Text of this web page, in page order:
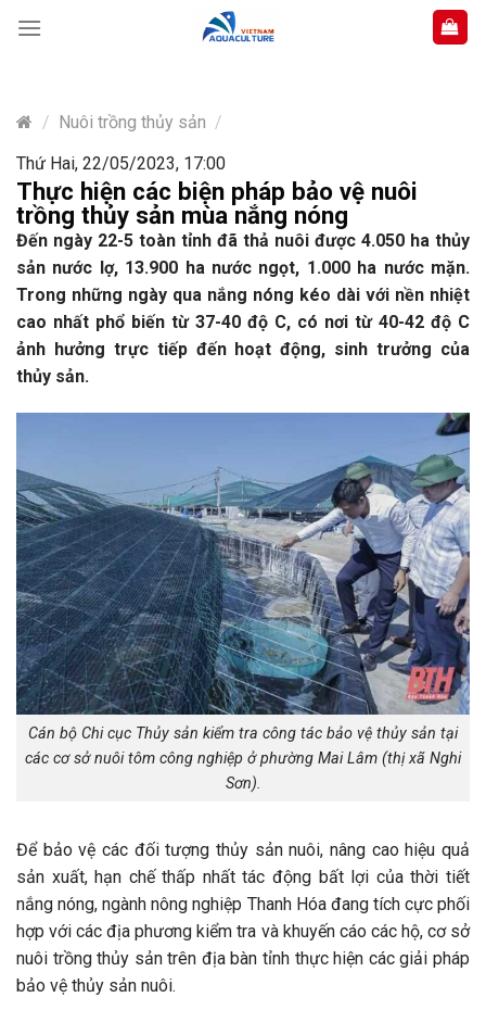
content
/ Nuôi trồng thủy sản /
Thứ Hai, 22/05/2023, 17:00
Thực hiện các biện pháp bảo vệ nuôi
trồng thủy sản mùa nắng nóng
Đến ngày 22-5 toàn tỉnh đã thả nuôi được 4.050 ha thủy
sản nước lợ, 13.900 ha nước ngọt, 1.000 ha nước mặn.
Trong những ngày qua nắng nóng kéo dài với nền nhiệt
cao nhất phổ biến từ 37-40 độ C, có nơi từ 40-42 độ C
ảnh hưởng trực tiếp đến hoạt động, sinh trưởng của
thủy sản.
Cán bộ Chi cục Thủy sản kiểm tra công tác bảo vệ thủy sản tại
các cơ sở nuôi tôm công nghiệp ở phường Mai Lâm (thị xã Nghi
Sơn).
Để bảo vệ các đối tượng thủy sản nuôi, nâng cao hiệu quả
sản xuất, hạn chế thấp nhất tác động bất lợi của thời tiết
nắng nóng, ngành nông nghiệp Thanh Hóa đang tích cực phối
hợp với các địa phương kiểm tra và khuyến cáo các hộ, cơ sở
nuôi trồng thủy sản trên địa bàn tỉnh thực hiện các giải pháp
bảo vệ thủy sản nuôi.